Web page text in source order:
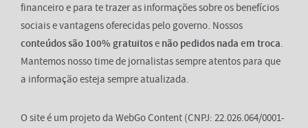
financeiro e para te trazer as informações sobre os benefícios
sociais e vantagens oferecidas pelo governo. Nossos
conteúdos são 100% gratuitose não pedidos nada em troca.
Mantemos nosso time de jornalistas sempre atentos para que
a informação esteja sempre atualizada.
O site é um projeto da WebGo Content (CNPJ: 22.026.064/0001-